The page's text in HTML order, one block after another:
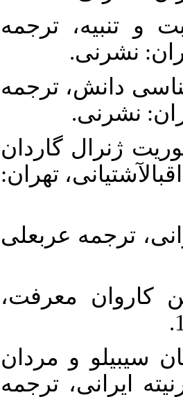
(1378)، مراقبت و تنبیه، ترجمه
نشرنی.
دیرینهشناسی دانش، ترجمه
نشرنی.
دو. (1362)، ماموریت ژنرال گاردان
تهران:
نقاشی ایرانی، ترجمه عربعلی
(1332)، اولین کاروان معرفت،
افسانه. (1396)، زنان سیبیلو و مردان
ایرانی، ترجمه